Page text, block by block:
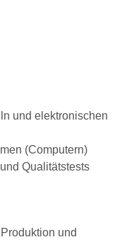
und elektronischen
(Computern)
Qualitätstests
und